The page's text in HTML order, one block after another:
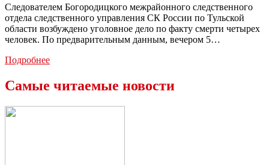
Следователем Богородицкого межрайонного следственного
отдела следственного управления СК России по Тульской
области возбуждено уголовное дело по факту смерти четырех
человек. По предварительным данным, вечером 5…
ПодробнееВ
четверо
Самые читаемые новости